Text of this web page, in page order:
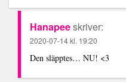
Hanapeeskriver:
2020-07-14 kl. 19:20
Den släpptes… NU! <3